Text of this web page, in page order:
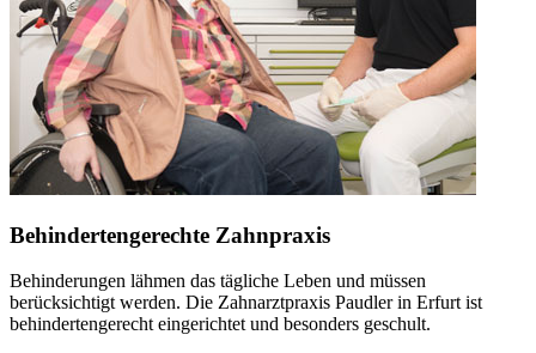
Behindertengerechte Zahnpraxis
Behinderungen lähmen das tägliche Leben und müssen
berücksichtigt werden. Die Zahnarztpraxis Paudler in Erfurt ist
behindertengerecht eingerichtet und besonders geschult.